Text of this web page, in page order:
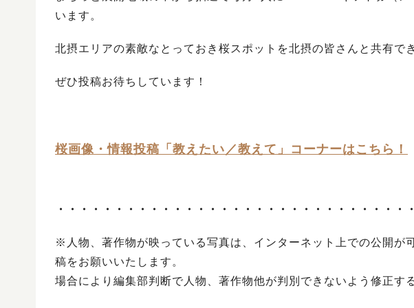
います。
北摂エリアの素敵なとっておき桜スポットを北摂の皆さんと共有で
ぜひ投稿お待ちしています！
桜画像・情報投稿「教えたい／教えて」コーナーはこちら！
・・・・・・・・・・・・・・・・・・・・・・・・・・・・・・
※人物、著作物が映っている写真は、インターネット上での公開が
稿をお願いいたします。
場合により編集部判断で人物、著作物他が判別できないよう修正す